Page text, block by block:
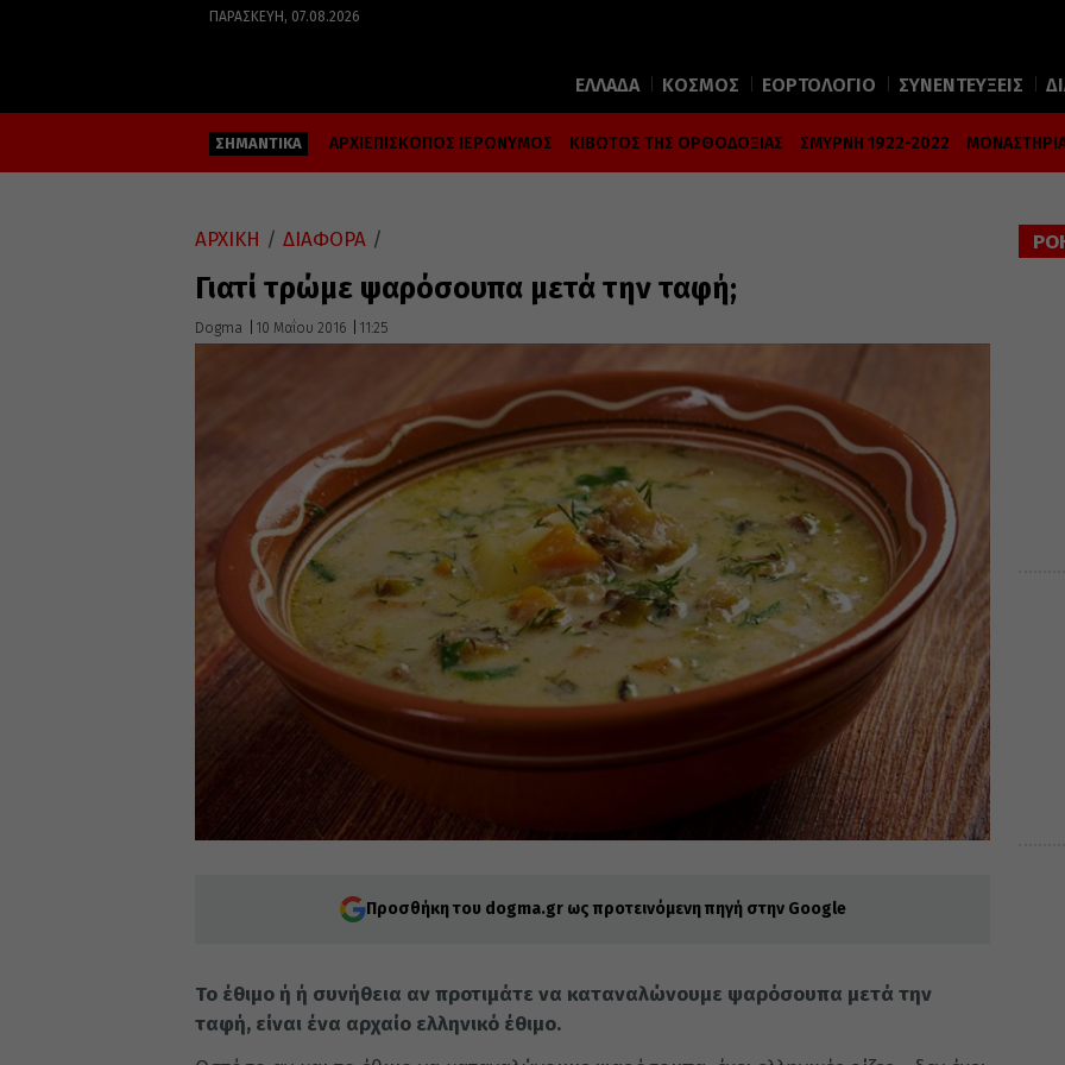
ΠΑΡΑΣΚΕΥΉ, 07.08.2026
ΕΛΛΑΔΑ ΚΟΣΜΟΣ ΕΟΡΤΟΛΟΓΙΟ ΣΥΝΕΝΤΕΥΞΕΙΣ
ΣΗΜΑΝΤΙΚΑ ΑΡΧΙΕΠΙΣΚΟΠΟΣ ΙΕΡΩΝΥΜΟΣ ΚΙΒΩΤΟΣ ΤΗΣ ΟΡΘΟΔΟΞΙΑΣ ΣΜΥΡΝΗ 1922-2022
ΑΡΧΙΚΗ / ΔΙΑΦΟΡΑ /
Γιατί τρώμε ψαρόσουπα μετά την ταφή;
Dogma 10 Μαΐου 2016 11:25
Προσθήκη του dogma.gr ως προτεινόμενη πηγή στην Google
Το έθιμο ή ή συνήθεια αν προτιμάτε να καταναλώνουμε ψαρόσουπα μετά την
ταφή, είναι ένα αρχαίο ελληνικό έθιμο.